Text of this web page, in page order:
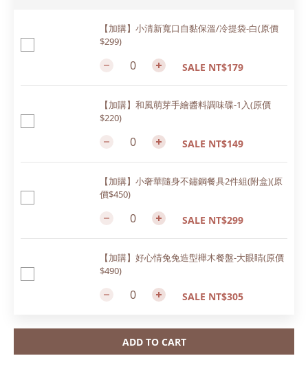
【加購】小清新寬口自黏保溫/冷提袋-白(原價
$299)
SALE NT$179
【加購】和風萌芽手繪醬料調味碟-1入(原價
$220)
SALE NT$149
【加購】小奢華隨身不鏽鋼餐具2件組(附盒)(原
價$450)
SALE NT$299
【加購】好心情兔兔造型櫸木餐盤-大眼睛(原價
$490)
SALE NT$305
ADD TO CART